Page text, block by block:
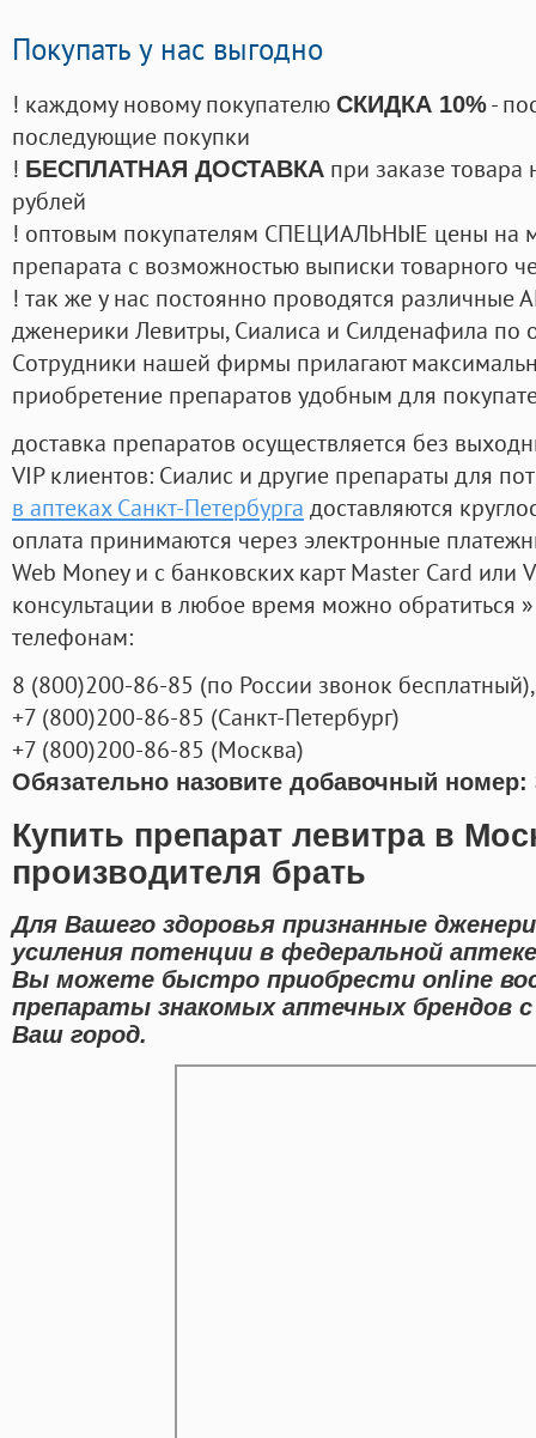
Покупать у нас выгодно
! каждому новому покупателю СКИДКА 10%-
последующие покупки
! БЕСПЛАТНАЯ ДОСТАВКА при заказе
рублей
! оптовым покупателям СПЕЦИАЛЬНЫЕ цены на
препарата с возможностью выписки товарного
! так же у нас постоянно проводятся
дженерики Левитры, Сиалиса и Силденафила по
Cотрудники нашей фирмы прилагают
приобретение препаратов удобным для
доставка препаратов осуществляется без
VIP клиентов: Сиалис и другие препараты для
в аптеках Санкт-Петербурга доставляются
оплата принимаются через электронные
Web Money и с банковских карт Master Card или
консультации в любое время можно обратиться
телефонам:
8 (800)200-86-85 (по России звонок бесплатный),
+7 (800)200-86-85 (Санкт-Петербург)
+7 (800)200-86-85 (Москва)
Обязательно назовите добавочный номер:
Купить препарат левитра в
производителя брать
Для Вашего здоровья признанные
усиления потенции в федеральной
Вы можете быстро приобрести online
препараты знакомых аптечных брендов
Ваш город.